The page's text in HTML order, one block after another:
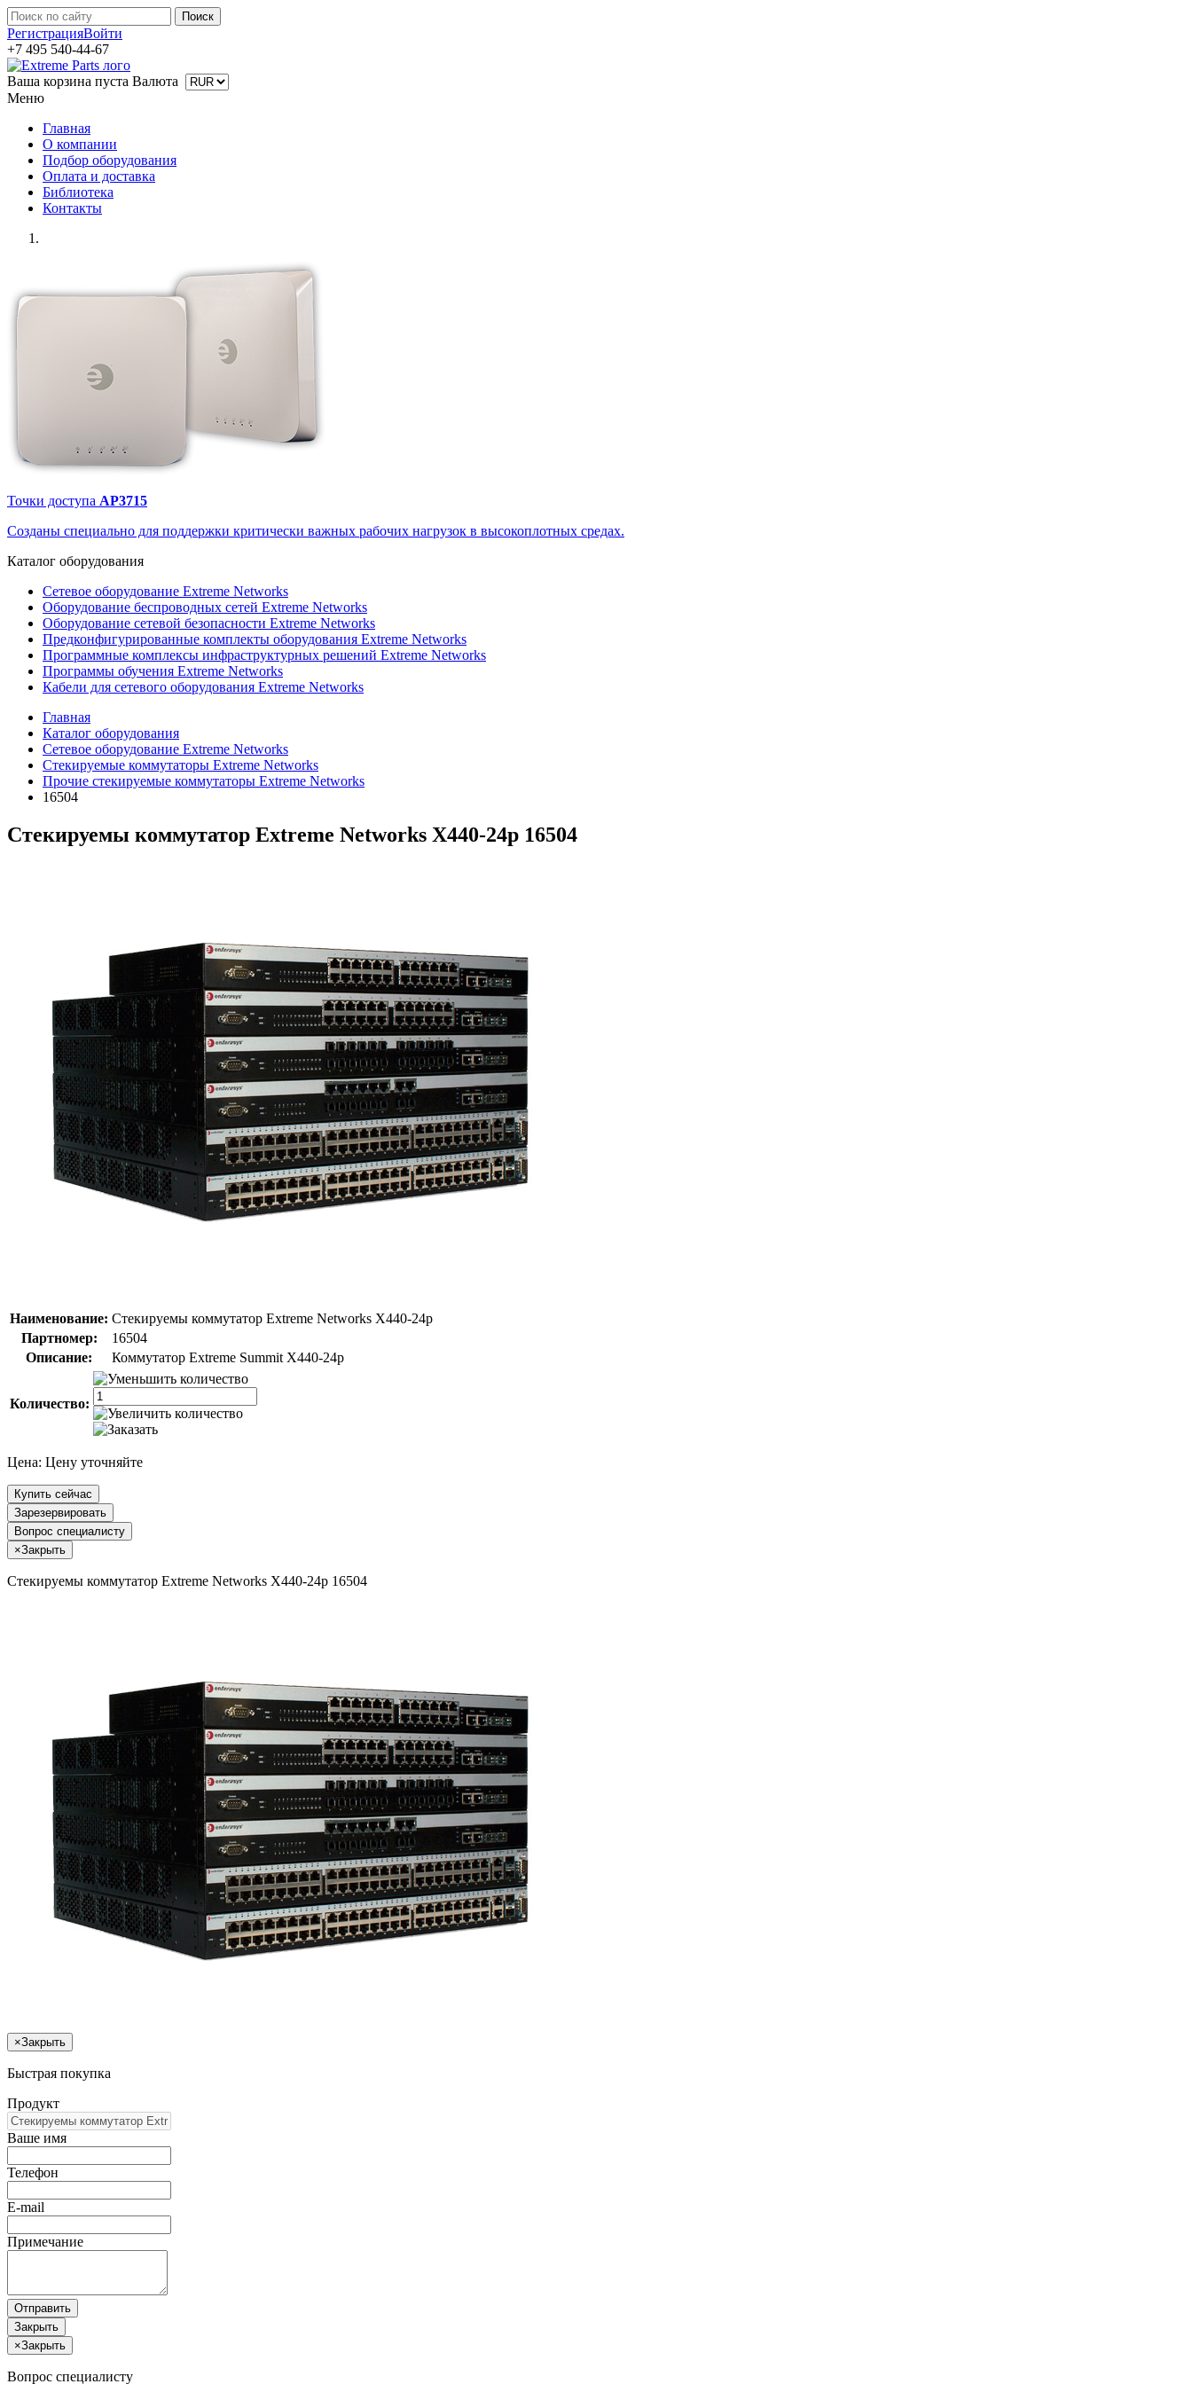
РегистрацияВойти
+7 495 540-44-67
Ваша корзина пуста Валюта
Меню
Главная
О компании
Подбор оборудования
Оплата и доставка
Библиотека
Контакты
Точки доступа AP3715
Созданы специально для поддержки критически важных рабочих нагрузок в высокоплотных средах.
Каталог оборудования
Сетевое оборудование Extreme Networks
Оборудование беспроводных сетей Extreme Networks
Оборудование сетевой безопасности Extreme Networks
Предконфигурированные комплекты оборудования Extreme Networks
Программные комплексы инфраструктурных решений Extreme Networks
Программы обучения Extreme Networks
Кабели для сетевого оборудования Extreme Networks
Главная
Каталог оборудования
Сетевое оборудование Extreme Networks
Стекируемые коммутаторы Extreme Networks
Прочие стекируемые коммутаторы Extreme Networks
16504
Стекируемы коммутатор Extreme Networks X440-24p 16504
Наименование: Стекируемы коммутатор Extreme Networks X440-24p
Партномер:
16504
Описание:
Коммутатор Extreme Summit X440-24p
Количество:
Цена: Цену уточняйте
Купить сейчас
Зарезервировать
Вопрос специалисту
×Закрыть
Стекируемы коммутатор Extreme Networks X440-24p 16504
×Закрыть
Быстрая покупка
Продукт
Ваше имя
Телефон
E-mail
Примечание
Отправить
Закрыть
×Закрыть
Вопрос специалисту